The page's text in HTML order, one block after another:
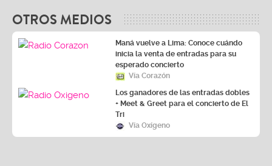
OTROS MEDIOS
Maná vuelve a Lima: Conoce cuándo
inicia la venta de entradas para su
esperado concierto
Vía Corazón
Los ganadores de las entradas dobles
+ Meet & Greet para el concierto de El
Tri
Vía Oxígeno